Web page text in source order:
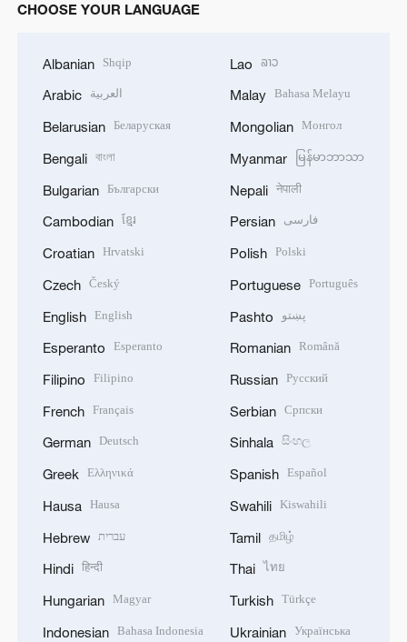
CHOOSE YOUR LANGUAGE
Albanian Shqip
Arabic العربية
Belarusian Беларуская
Bengali বাংলা
Bulgarian Български
Cambodian ខ្មែរ
Croatian Hrvatski
Czech Český
English English
Esperanto Esperanto
Filipino Filipino
French Français
German Deutsch
Greek Ελληνικά
Hausa Hausa
Hebrew עברית
Hindi हिन्दी
Hungarian Magyar
Indonesian Bahasa Indonesia
Lao ລາວ
Malay Bahasa Melayu
Mongolian Монгол
Myanmar မြန်မာဘာသာ
Nepali नेपाली
Persian فارسی
Polish Polski
Portuguese Português
Pashto پښتو
Romanian Română
Russian Русский
Serbian Српски
Sinhala සිංහල
Spanish Español
Swahili Kiswahili
Tamil தமிழ்
Thai ไทย
Turkish Türkçe
Ukrainian Українська